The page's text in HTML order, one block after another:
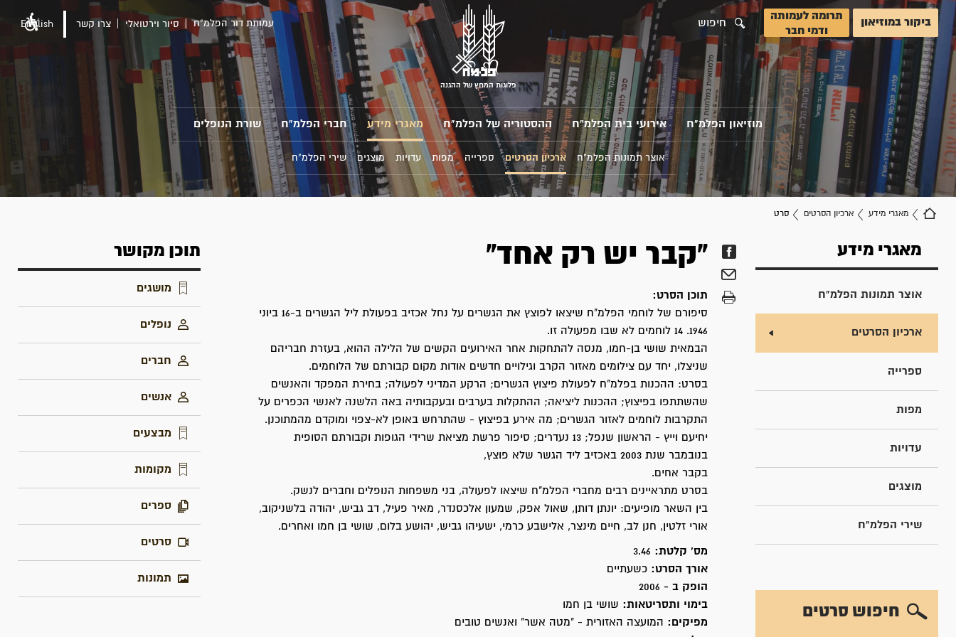
ביקור במוזיאון
תרומה לעמותה
ודמי חבר
חיפוש
פלוגות המחץ של ההגנה
עמותת דור הפלמ"ח סיור וירטואלי צרו קשר English
מוזיאון הפלמ"ח אירועי בית הפלמ"ח ההסטוריה של הפלמ"ח מאגרי מידע חברי הפלמ"ח שורת הנופלים
אוצר תמונות הפלמ"ח ארכיון הסרטים ספרייה מפות עדויות מוצגים שירי הפלמ"ח
מאגרי מידע ארכיון הסרטים סרט
מאגרי מידע
אוצר תמונות הפלמ"ח
ארכיון הסרטים
ספרייה
מפות
עדויות
מוצגים
שירי הפלמ"ח
חיפוש סרטים
"קבר יש רק אחד"
תוכן הסרט:
סיפורם של לוחמי הפלמ"ח שיצאו לפוצץ את הגשרים על נחל אכזיב בפעולת ליל הגשרים ב-16 ביוני
1946. 14 לוחמים לא שבו מפעולה זו.
הבמאית שושי בן-חמו, מנסה להתחקות אחר האירועים הקשים של הלילה ההוא, בעזרת חבריהם
שניצלו, יחד עם צילומים מאזור הקרב וגילויים חדשים אודות מקום קבורתם של הלוחמים.
בסרט: ההכנות בפלמ"ח לפעולת פיצוץ הגשרים; הרקע המדיני לפעולה; בחירת המפקד והאנשים
שהשתתפו בפיצוץ; ההכנות ליציאה; ההתקלות בערבים ובעקבותיה באה הלשנה לאנשי הכפרים על
התקרבות לוחמים לאזור הגשרים; מה אירע בפיצוץ - שהתרחש באופן לא-צפוי ומוקדם מהמתוכנן.
יחיעם וייץ - הראשון שנפל; 13 נעדרים; סיפור פרשת מציאת שרידי הגופות וקבורתם הסופית
בנובמבר שנת 2003 באכזיב ליד הגשר שלא פוצץ,
בקבר אחים.
בסרט מתראיינים רבים מחברי הפלמ"ח שיצאו לפעולה, בני משפחות הנופלים וחברים לנשק.
בין השאר מופיעים: יונתן דותן, שאול אפק, שמעון אלכסנדר, מאיר פעיל, דב גביש, יהודה בלשניקוב,
אורי זלטין, חנן לב, חיים מינצר, אלישבע כרמי, ישעיהו גביש, יהושע בלום, שושי בן חמו ואחרים.
מס' קלטת:
אורך הסרט: כשעתיים
הופק ב -
בימוי ותסריטאות: שושי בן חמו
מפיקים: המועצה האזורית - "מטה אשר" ואנשים טובים
תוכן מקושר
מושגים
נופלים
חברים
אנשים
מבצעים
מקומות
ספרים
סרטים
תמונות